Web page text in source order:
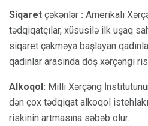
Siqaret çəkənlər : Amerikalı
tədqiqatçılar, xüsusilə ilk uşaq
siqaret çəkməyə başlayan
qadınlar arasında döş xərçəngi
Alkoqol: Milli Xərçəng
dən çox tədqiqat alkoqol
riskinin artmasına səbəb olur.